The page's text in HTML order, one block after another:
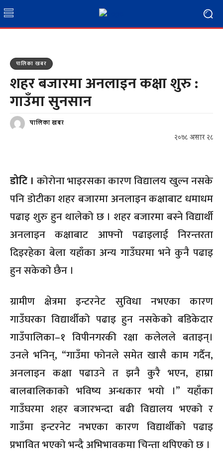
पालिका खबर
शहर बजारमा अनलाइन कक्षा शुरु :
गाउँमा सुनसान
पालिका खबर
२०७८ असार २८
डोटि । कोरोना भाइरसका कारण विद्यालय खुल्न नसके
पनि डोटीका शहर बजारमा अनलाइन कक्षाबाट धमाधम
पढाइ शुरु हुन थालेको छ । शहर बजारमा बस्ने विद्यार्थी
अनलाइन कक्षाबाट आफ्नो पढाइलाई निरन्तरता
दिइरहेका बेला यहाँका अन्य गाउँघरमा भने कुनै पढाइ
हुन सकेको छैन ।
ग्रामीण क्षेत्रमा इन्टरनेट सुविधा नभएका कारण
गाउँघरका विद्यार्थीको पढाइ हुन नसकेको बडिकेदार
गाउँपालिका–१ विपीनगरकी रक्षा कलेलले बताइन्।
उनले भनिन्, “गाउँमा फोनले समेत खासै काम गर्दैन,
अनलाइन कक्षा पढाउने त झनै कुरै भएन, हाम्रा
बालबालिकाको भविष्य अन्धकार भयो ।” यहाँका
गाउँघरमा शहर बजारभन्दा बढी विद्यालय भएको र
गाउँमा इन्टरनेट नभएका कारण विद्यार्थीको पढाइ
प्रभावित भएको भन्दै अभिभावकमा चिन्ता थपिएको छ ।